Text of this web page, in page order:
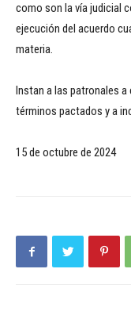
como son la vía judicial
ejecución del acuerdo
materia.
Instan a las patronales a
términos pactados y a
15 de octubre de 2024